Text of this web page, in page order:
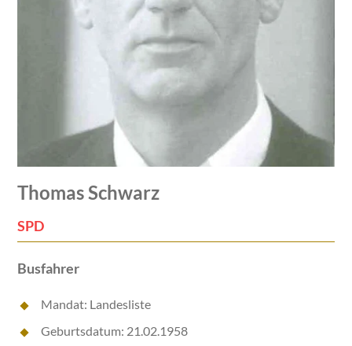
Thomas Schwarz
SPD
Busfahrer
Mandat: Landesliste
Geburtsdatum: 21.02.1958